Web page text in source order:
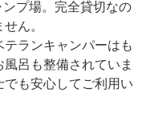
ン
プ場。完全貸切なの
ん。
ランキャンパーはも
呂も整備されていま
も安心してご利用い